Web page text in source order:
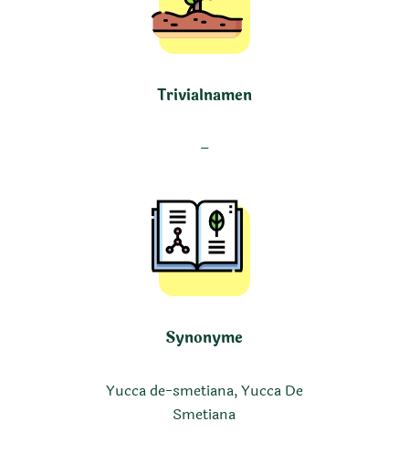
Trivialnamen
–
Synonyme
Yucca de-smetiana, Yucca De
Smetiana